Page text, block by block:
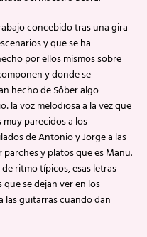
concebido tras una gira
y que se ha
por ellos mismos sobre
y donde se
hecho de Sôber algo
la voz melodiosa a la vez que
parecidos a los
de Antonio y Jorge a las
y platos que es Manu.
ritmo típicos, esas letras
se dejan ver en los
las guitarras cuando dan